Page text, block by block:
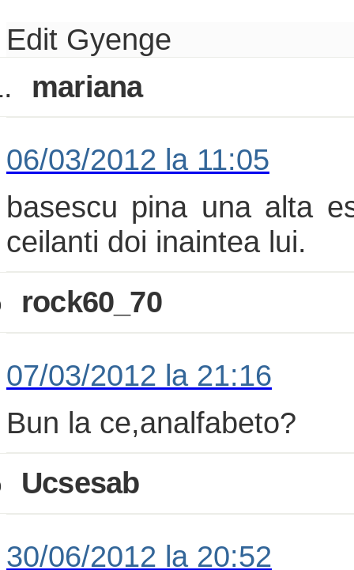
Edit Gyenge
mariana
06/03/2012 la 11:05
basescu pina una alta
ceilanti doi inaintea lui.
rock60_70
07/03/2012 la 21:16
Bun la ce,analfabeto?
Ucsesab
30/06/2012 la 20:52